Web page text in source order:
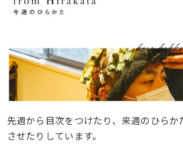
先週から目次をつけたり、来週のひら
させたりしています。